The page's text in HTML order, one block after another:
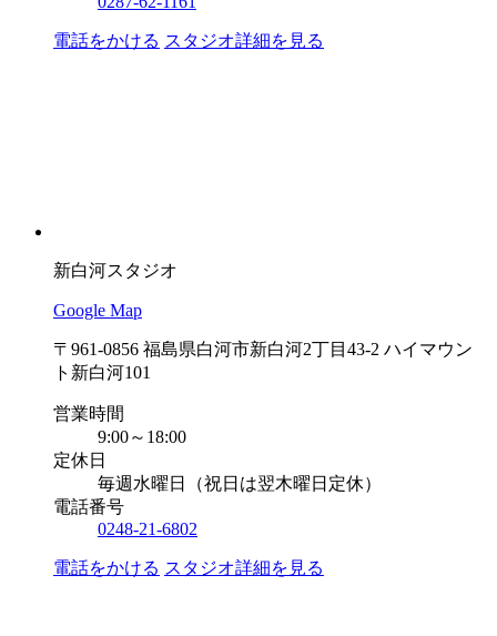
電話をかける スタジオ詳細を見る
新白河スタジオ
Google Map
〒961-0856 福島県白河市新白河2丁目43-2 ハイマウン
ト新白河101
営業時間
9:00～18:00
定休日
毎週水曜日（祝日は翌木曜日定休）
電話番号
0248-21-6802
電話をかける スタジオ詳細を見る